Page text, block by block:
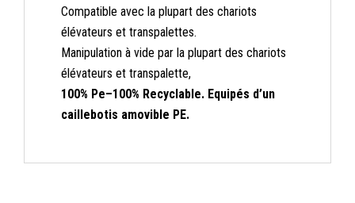
Compatible avec la plupart des chariots
élévateurs et transpalettes.
Manipulation à vide par la plupart des chariots
élévateurs et transpalette,
100% Pe–100% Recyclable. Equipés d’un
caillebotis amovible PE.